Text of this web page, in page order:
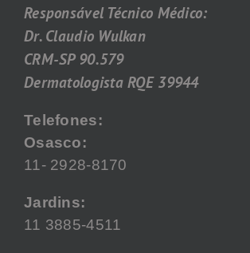
Responsável Técnico Médico:
Dr. Claudio Wulkan
CRM-SP 90.579
Dermatologista RQE 39944
Telefones:
Osasco:
11- 2928-8170
Jardins:
11 3885-4511